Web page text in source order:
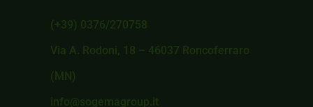
(+39) 0376/270758
Via A. Rodoni, 18 – 46037 Roncoferraro
(MN)
info@sogemagroup.it